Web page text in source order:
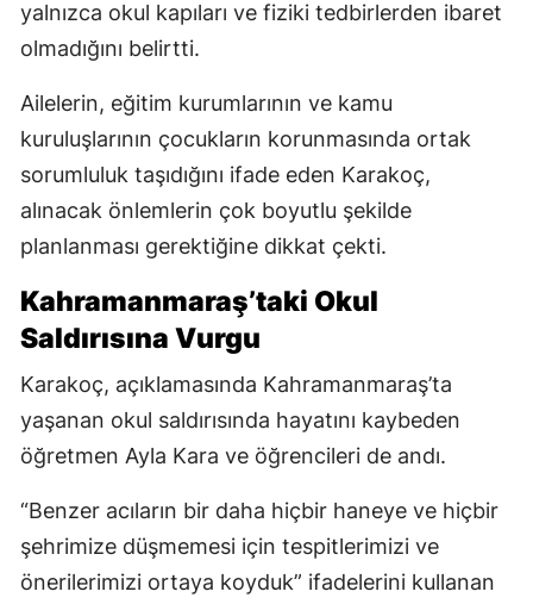
yalnızca okul kapıları ve fiziki tedbirlerden ibaret
olmadığını belirtti.
Ailelerin, eğitim kurumlarının ve kamu
kuruluşlarının çocukların korunmasında ortak
sorumluluk taşıdığını ifade eden Karakoç,
alınacak önlemlerin çok boyutlu şekilde
planlanması gerektiğine dikkat çekti.
Kahramanmaraş’taki Okul
Saldırısına Vurgu
Karakoç, açıklamasında Kahramanmaraş’ta
yaşanan okul saldırısında hayatını kaybeden
öğretmen Ayla Kara ve öğrencileri de andı.
“Benzer acıların bir daha hiçbir haneye ve hiçbir
şehrimize düşmemesi için tespitlerimizi ve
önerilerimizi ortaya koyduk” ifadelerini kullanan